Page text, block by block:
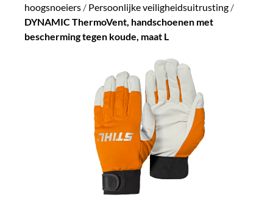
hoogsnoeiers / Persoonlijke veiligheidsuitrusting /
DYNAMIC ThermoVent, handschoenen met
bescherming tegen koude, maat L